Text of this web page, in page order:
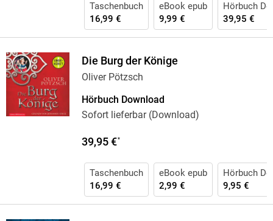
Taschenbuch
16,99 €
eBook epub
9,99 €
Hörbuch
39,95 €
Die Burg der Könige
Oliver Pötzsch
Hörbuch Download
Sofort lieferbar (Download)
39,95 €*
Taschenbuch
16,99 €
eBook epub
2,99 €
Hörbuch
9,95 €